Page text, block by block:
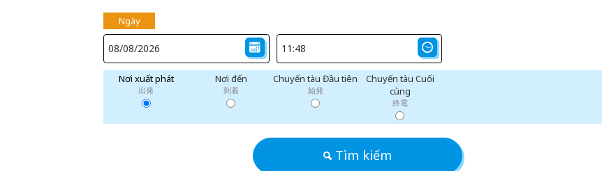
Ngày
Nơi xuất phát
出発
Nơi đến
到着
Chuyến tàu Đầu tiên
始発
Chuyến tàu Cuối
cùng
終電
Tìm kiếm